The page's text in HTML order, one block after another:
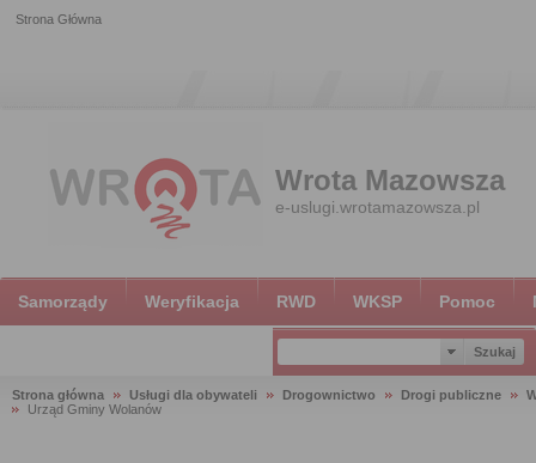
Strona Główna
Wrota Mazowsza
e-uslugi.wrotamazowsza.pl
Samorządy Weryfikacja RWD WKSP Pomoc
Strona główna Usługi dla obywateli Drogownictwo Drogi publiczne
Urząd Gminy Wolanów